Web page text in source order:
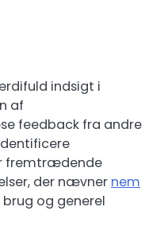
indsigt i
af
feedback fra andre
fremtrædende
der nævner nem
og generel